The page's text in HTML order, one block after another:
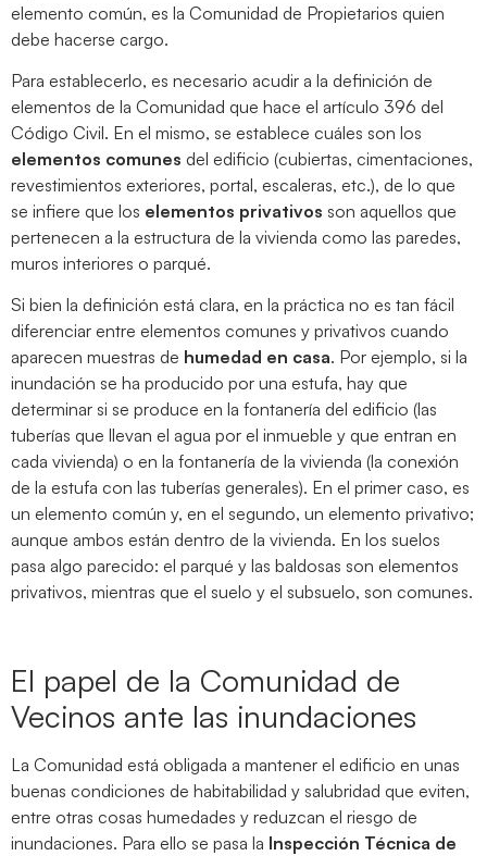
elemento común, es la Comunidad de Propietarios quien
debe hacerse cargo.
Para establecerlo, es necesario acudir a la definición de
elementos de la Comunidad que hace el artículo 396 del
Código Civil. En el mismo, se establece cuáles son los
elementos comunes del edificio (cubiertas, cimentaciones,
revestimientos exteriores, portal, escaleras, etc.), de lo que
se infiere que los elementos privativos son aquellos que
pertenecen a la estructura de la vivienda como las paredes,
muros interiores o parqué.
Si bien la definición está clara, en la práctica no es tan fácil
diferenciar entre elementos comunes y privativos cuando
aparecen muestras de humedad en casa. Por ejemplo, si la
inundación se ha producido por una estufa, hay que
determinar si se produce en la fontanería del edificio (las
tuberías que llevan el agua por el inmueble y que entran en
cada vivienda) o en la fontanería de la vivienda (la conexión
de la estufa con las tuberías generales). En el primer caso, es
un elemento común y, en el segundo, un elemento privativo;
aunque ambos están dentro de la vivienda. En los suelos
pasa algo parecido: el parqué y las baldosas son elementos
privativos, mientras que el suelo y el subsuelo, son comunes.
El papel de la Comunidad de
Vecinos ante las inundaciones
La Comunidad está obligada a mantener el edificio en unas
buenas condiciones de habitabilidad y salubridad que eviten,
entre otras cosas humedades y reduzcan el riesgo de
inundaciones. Para ello se pasa la Inspección Técnica de